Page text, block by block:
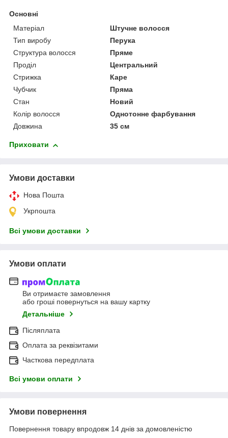
Основні
Матеріал
Штучне волосся
Тип виробу
Перука
Структура волосся
Пряме
Проділ
Центральний
Стрижка
Каре
Чубчик
Пряма
Стан
Новий
Колір волосся
Однотонне фарбування
Довжина
35 см
Приховати
Умови доставки
Нова Пошта
Укрпошта
Всі умови доставки
Умови оплати
Ви отримаєте замовлення
або гроші повернуться на вашу картку
Детальніше
Післяплата
Оплата за реквізитами
Часткова передплата
Всі умови оплати
Умови повернення
Повернення товару впродовж 14 днів за домовленістю